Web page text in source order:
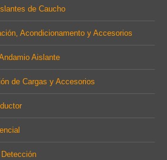
de Caucho
Acondicionamento y Accesorios
Aislante
de Cargas y Accesorios